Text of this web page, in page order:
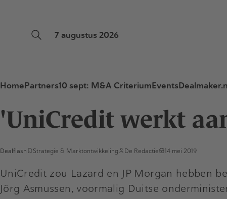
7 augustus 2026
HomePartners10 sept: M&A CriteriumEvents
'UniCredit werkt
Dealflash Strategie & Marktontwikkeling De Redactie 14 mei 2019
UniCredit zou Lazard en JP Morgan hebben
Jörg Asmussen, voormalig Duitse